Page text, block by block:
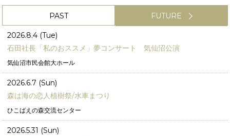
PAST FUTURE
2026.8.4 (Tue)
石田社長「私のおススメ」夢コンサート 気仙沼公演
気仙沼市民会館大ホール
2026.6.7 (Sun)
森は海の恋人植樹祭/水車まつり
ひこばえの森交流センター
2026.5.31 (Sun)